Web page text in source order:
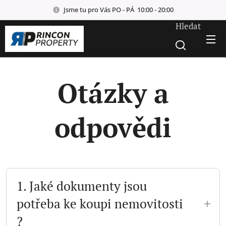
Jsme tu pro Vás PO - PÁ 10:00 - 20:00
Hledat
Otázky a
odpovědi
1. Jaké dokumenty jsou
potřeba ke koupi nemovitosti
?